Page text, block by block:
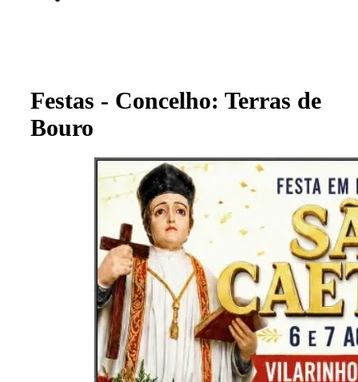
Festas - Concelho: Terras de
Bouro